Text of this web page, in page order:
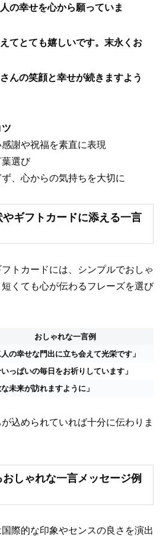
の幸せを心から願っていま
えてとても嬉しいです。末永くお
んの笑顔と幸せが続きますよう
謝や祝福を素直に表現
葉選び
、心からの気持ちを大切に
ギフトカードに添える一言
トカードには、シンプルでおしゃ
くても心が伝わるフレーズを選び
おしゃれな一言例
人の幸せな門出に立ち会えて光栄です」
いっぱいの毎日をお祈りしています」
な未来が訪れますように」
込められていれば十分に伝わりま
しゃれな一言メッセージ例
際的な印象やセンスの良さを演出